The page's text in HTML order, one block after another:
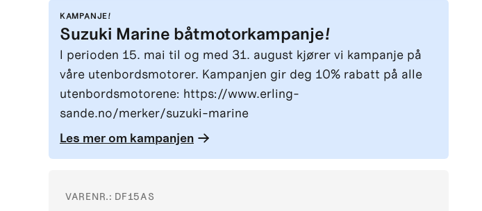
KAMPANJE!
Suzuki Marine båtmotorkampanje!
I perioden 15. mai til og med 31. august kjører vi kampanje på
våre utenbordsmotorer. Kampanjen gir deg 10% rabatt på alle
utenbordsmotorene: https://www.erling-
sande.no/merker/suzuki-marine
Les mer om kampanjen
VARENR.: DF15AS